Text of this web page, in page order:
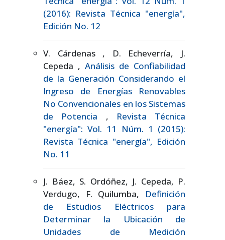
(2016): Revista Técnica "energía",
Edición No. 12
V. Cárdenas , D. Echeverría, J.
Cepeda , Análisis de Confiabilidad
de la Generación Considerando el
Ingreso de Energías Renovables
No Convencionales en los Sistemas
de Potencia , Revista Técnica
"energía": Vol. 11 Núm. 1 (2015):
Revista Técnica "energía", Edición
No. 11
J. Báez, S. Ordóñez, J. Cepeda, P.
Verdugo, F. Quilumba, Definición
de Estudios Eléctricos para
Determinar la Ubicación de
Unidades de Medición